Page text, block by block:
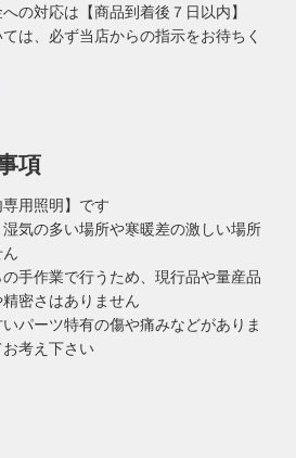
の対応は【商品到着後７日以内】
は、必ず当店からの指示をお待ちく
項
用照明】です
気の多い場所や寒暖差の激しい場所
手作業で行うため、現行品や量産品
密さはありません
パーツ特有の傷や痛みなどがありま
考え下さい